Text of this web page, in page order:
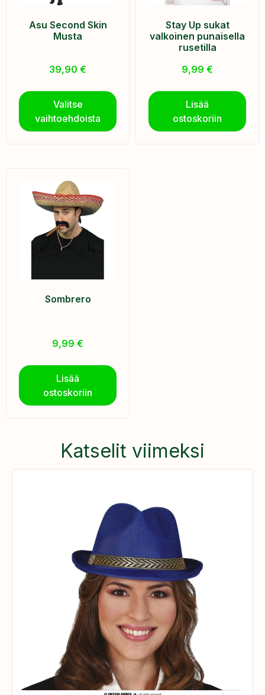
Asu Second Skin
Musta
39,90 €
Valitse
vaihtoehdoista
Stay Up sukat
valkoinen punaisella
rusetilla
9,99 €
Lisää
ostoskoriin
Sombrero
9,99 €
Lisää
ostoskoriin
Katselit viimeksi